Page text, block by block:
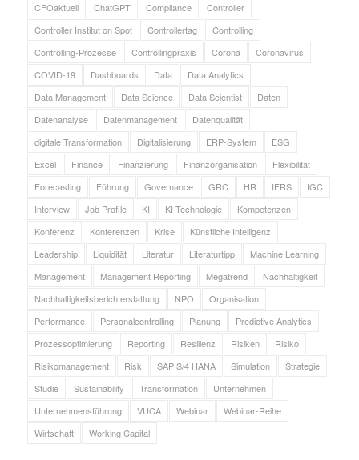
CFOaktuell ChatGPT Compliance
Controller
Controller Institut on Spot
Controllertag
Controlling
Controlling-Prozesse
Controllingpraxis Corona
Coronavirus
COVID-19
Dashboards Data
Data Analytics
Data Management
Data Science Data Scientist
Daten
Datenanalyse
Datenmanagement
Datenqualität
digitale Transformation
Digitalisierung ERP-System
ESG
Excel
Finance Finanzierung Finanzorganisation
Flexibilität
Forecasting
Führung Governance GRC HR IFRS
IGC
Interview
Job Profile KI KI-Technologie
Kompetenzen
Konferenz
Konferenzen Krise
Künstliche Intelligenz
Leadership
Liquidität Literatur Literaturtipp
Machine Learning
Management
Management Reporting Megatrend
Nachhaltigkeit
Nachhaltigkeitsberichterstattung
NPO
Organisation
Performance
Personalcontrolling Planung
Predictive Analytics
Prozessoptimierung
Reporting Resilienz Risiken
Risiko
Risikomanagement
Risk SAP S/4 HANA Simulation
Strategie
Studie
Sustainability Transformation
Unternehmen
Unternehmensführung
VUCA Webinar
Webinar-Reihe
Wirtschaft
Working Capital